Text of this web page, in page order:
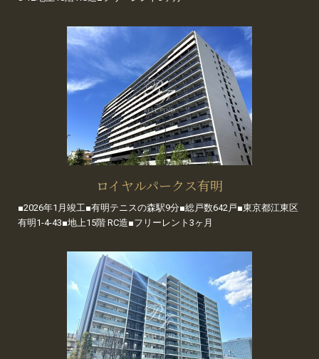
ロイヤルパークス有明
■2026年1月竣工■有明テニスの森駅9分■総戸数642戸■東京都江東区
有明1-4-43■地上15階 RC造■フリーレント3ヶ月